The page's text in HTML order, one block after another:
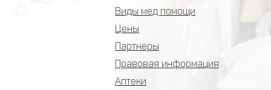
Виды мед помощи
Цены
Партнеры
Правовая информация
Аптеки